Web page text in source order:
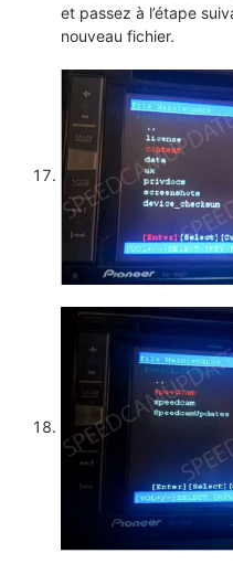
et passez à l’étape
nouveau fichier.